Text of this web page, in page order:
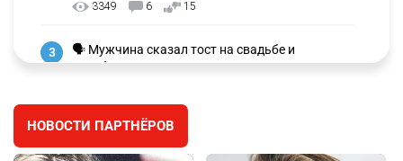
3349 6 15
3
🗣 Мужчина сказал тост на свадьбе и
заработал уголовное дело
🐏 Скота больше, а мясо дороже. Почему в
Казахстане продолжают расти цены на
НОВОСТИ ПАРТНЁРОВ